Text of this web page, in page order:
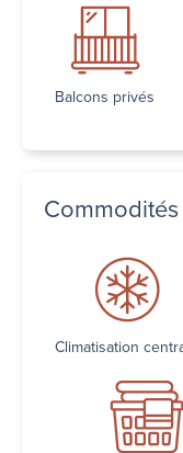
Balcons privés
Climatisation